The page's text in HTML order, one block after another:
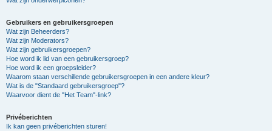
Gebruikers en gebruikersgroepen
Wat zijn Beheerders?
Wat zijn Moderators?
Wat zijn gebruikersgroepen?
Hoe word ik lid van een gebruikersgroep?
Hoe word ik een groepsleider?
Waarom staan verschillende gebruikersgroepen in een andere kleur?
Wat is de "Standaard gebruikersgroep"?
Waarvoor dient de "Het Team"-link?
Privéberichten
Ik kan geen privéberichten sturen!